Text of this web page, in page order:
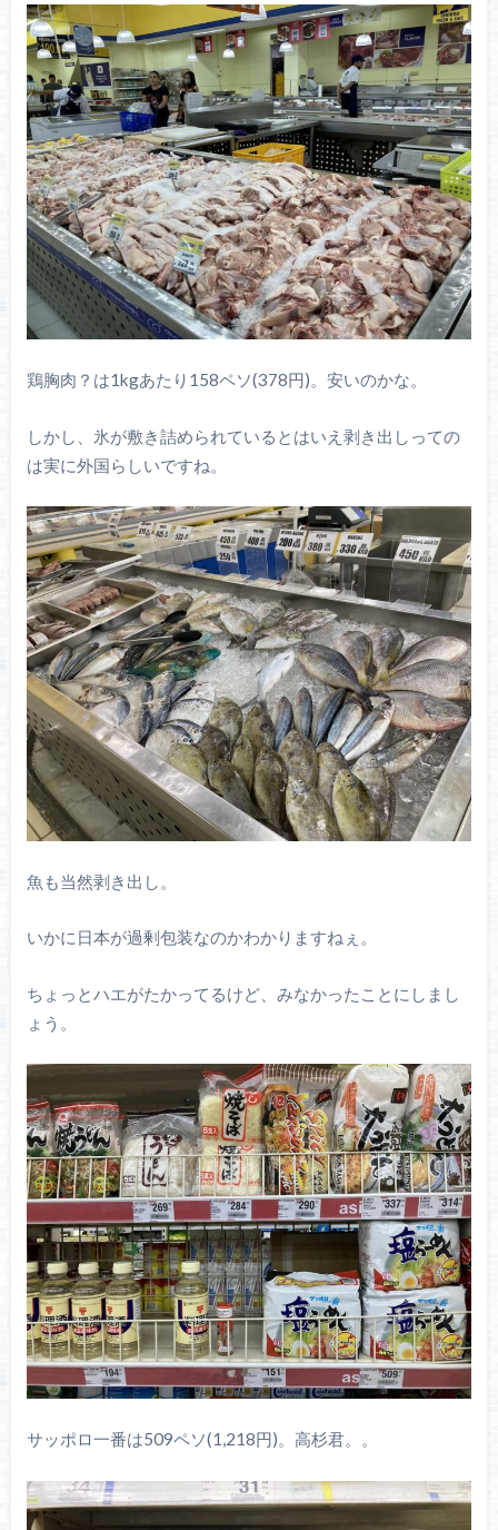
鶏胸肉？は1kgあたり158ペソ(378円)。安いのかな。
しかし、氷が敷き詰められているとはいえ剥き出しっての
は実に外国らしいですね。
魚も当然剥き出し。
いかに日本が過剰包装なのかわかりますねぇ。
ちょっとハエがたかってるけど、みなかったことにしまし
ょう。
サッポロ一番は509ペソ(1,218円)。高杉君。。